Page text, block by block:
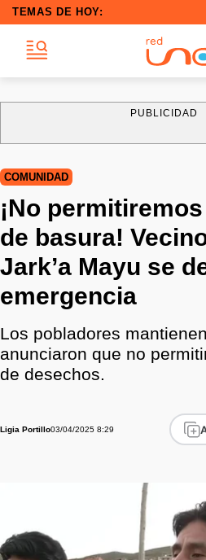
TEMAS DE HOY:
PUBLICIDAD
COMUNIDAD
¡No
de basura!
Jark’a Mayu se
emergencia
Los pobladores
anunciaron que no
de desechos.
Ligia Portillo03/04/2025 8:29